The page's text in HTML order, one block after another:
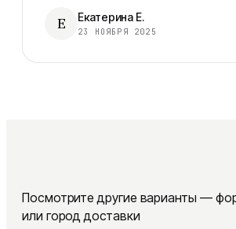
Е Екатерина Е.
23 НОЯБРЯ 2025
Посмотрите другие варианты —
или город доставки